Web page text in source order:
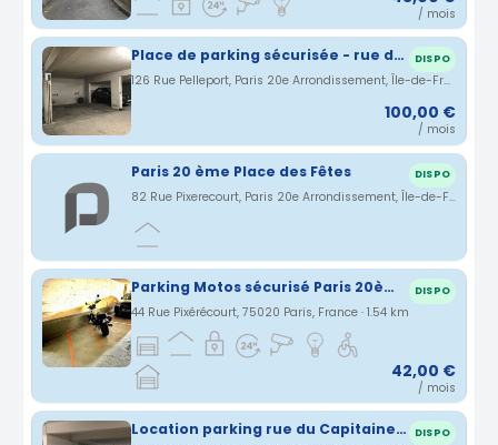
/ mois
Place de parking sécurisée - rue de Pelleport 75020 DISPO
126 Rue Pelleport, Paris 20e Arrondissement, Île-de-France, France · 1.54 km
100,00 €
/ mois
Paris 20 ème Place des Fêtes DISPO
82 Rue Pixerecourt, Paris 20e Arrondissement, Île-de-France, France · 1.54 km
Parking Motos sécurisé Paris 20ème DISPO
44 Rue Pixérécourt, 75020 Paris, France · 1.54 km
42,00 €
/ mois
Location parking rue du Capitaine Marchal à Paris (75) DISPO